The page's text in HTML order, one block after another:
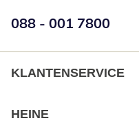
Telefoonnummer:
088 - 001 7800
KLANTENSERVICE
HEINE